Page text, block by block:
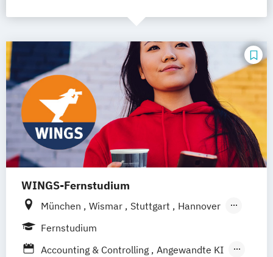
WINGS-Fernstudium
München Wismar Stuttgart
Hannover
Leipzig
Frankfurt am Main
Fernstudium
Accounting & Controlling
Angewandte KI